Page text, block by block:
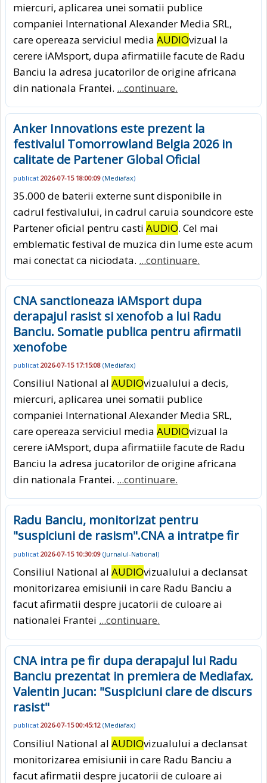
miercuri, aplicarea unei somatii publice
companiei International Alexander Media SRL,
care opereaza serviciul media AUDIOvizual la
cerere iAMsport, dupa afirmatiile facute de Radu
Banciu la adresa jucatorilor de origine africana
din nationala Frantei. ...continuare.
Anker Innovations este prezent la
festivalul Tomorrowland Belgia 2026 in
calitate de Partener Global Oficial
publicat 2026-07-15 18:00:09 (Mediafax)
35.000 de baterii externe sunt disponibile in
cadrul festivalului, in cadrul caruia soundcore este
Partener oficial pentru casti AUDIO. Cel mai
emblematic festival de muzica din lume este acum
mai conectat ca niciodata. ...continuare.
CNA sanctioneaza iAMsport dupa
derapajul rasist si xenofob a lui Radu
Banciu. Somatie publica pentru afirmatii
xenofobe
publicat 2026-07-15 17:15:08 (Mediafax)
Consiliul National al AUDIOvizualului a decis,
miercuri, aplicarea unei somatii publice
companiei International Alexander Media SRL,
care opereaza serviciul media AUDIOvizual la
cerere iAMsport, dupa afirmatiile facute de Radu
Banciu la adresa jucatorilor de origine africana
din nationala Frantei. ...continuare.
Radu Banciu, monitorizat pentru
"suspiciuni de rasism".CNA a intratpe fir
publicat 2026-07-15 10:30:09 (Jurnalul-National)
Consiliul National al AUDIOvizualului a declansat
monitorizarea emisiunii in care Radu Banciu a
facut afirmatii despre jucatorii de culoare ai
nationalei Frantei ...continuare.
CNA intra pe fir dupa derapajul lui Radu
Banciu prezentat in premiera de Mediafax.
Valentin Jucan: "Suspiciuni clare de discurs
rasist"
publicat 2026-07-15 00:45:12 (Mediafax)
Consiliul National al AUDIOvizualului a declansat
monitorizarea emisiunii in care Radu Banciu a
facut afirmatii despre jucatorii de culoare ai